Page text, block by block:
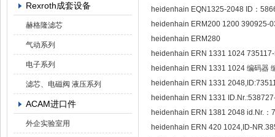
Rexroth成套设备
赫格隆滤芯
气动系列
电子系列
滤芯、电磁阀 液压系列
ACAM进口件
外企实验室用
heidenhain EQN1325-2048 ID：
heidenhain ERM200 1200 390925-
heidenhain ERM280
heidenhain ERN 1331 1024
heidenhain ERN 1331 1024 编码器
heidenhain ERN 1331
heidenhain ERN 1331
heidenhain ERN 1381 2048 id.Nr.：
heidenhain ERN 420 1024,ID-